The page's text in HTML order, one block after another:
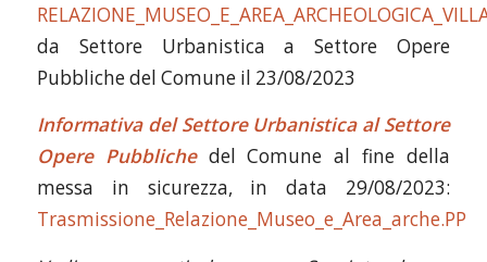
da Settore Urbanistica a Settore Opere
Pubbliche del Comune il 23/08/2023
Informativa del Settore Urbanistica al Settore
Opere Pubbliche del Comune al fine della
messa in sicurezza, in data 29/08/2023:
Trasmissione_Relazione_Museo_e_Area_arche.PP